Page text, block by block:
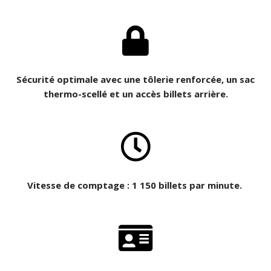
Sécurité optimale avec une tôlerie renforcée, un sac
thermo-scellé et un accès billets arrière.
Vitesse de comptage : 1 150 billets par minute.